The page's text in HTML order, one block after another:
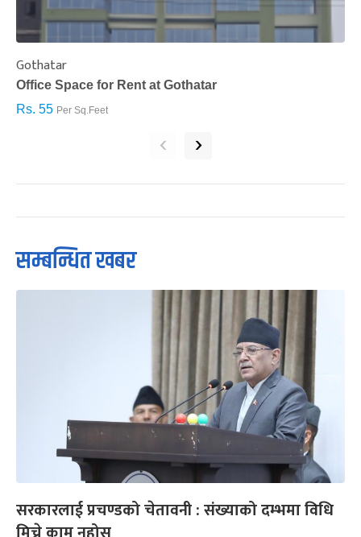
Gothatar
Office Space for Rent at Gothatar
Rs. 55 Per Sq.Feet
‹ ›
सम्बन्धित खबर
सरकारलाई प्रचण्डको चेतावनी : संख्याको दम्भमा विधि